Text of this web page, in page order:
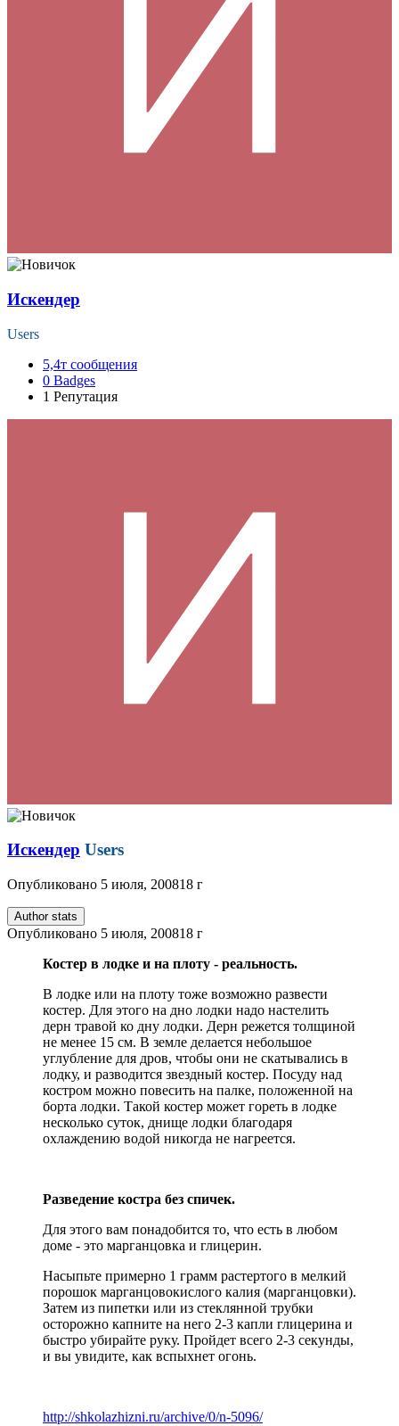
Искендер
Users
5,4т сообщения
0 Badges
1 Репутация
Искендер Users
Опубликовано 5 июля, 200818 г
Author stats
Опубликовано 5 июля, 200818 г
Костер в лодке и на плоту - реальность.
В лодке или на плоту тоже возможно развести
костер. Для этого на дно лодки надо настелить
дерн травой ко дну лодки. Дерн режется толщиной
не менее 15 см. В земле делается небольшое
углубление для дров, чтобы они не скатывались в
лодку, и разводится звездный костер. Посуду над
костром можно повесить на палке, положенной на
борта лодки. Такой костер может гореть в лодке
несколько суток, днище лодки благодаря
охлаждению водой никогда не нагреется.
Разведение костра без спичек.
Для этого вам понадобится то, что есть в любом
доме - это марганцовка и глицерин.
Насыпьте примерно 1 грамм растертого в мелкий
порошок марганцовокислого калия (марганцовки).
Затем из пипетки или из стеклянной трубки
осторожно капните на него 2-3 капли глицерина и
быстро убирайте руку. Пройдет всего 2-3 секунды,
и вы увидите, как вспыхнет огонь.
http://shkolazhizni.ru/archive/0/n-5096/